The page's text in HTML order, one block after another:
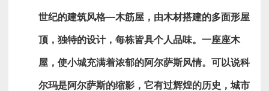
世纪的建筑风格—木筋屋，由木材搭建的多面形屋
顶，独特的设计，每栋皆具个人品味。一座座木
屋，使小城充满着浓郁的阿尔萨斯风情。可以说科
尔玛是阿尔萨斯的缩影，它有过辉煌的历史，城市